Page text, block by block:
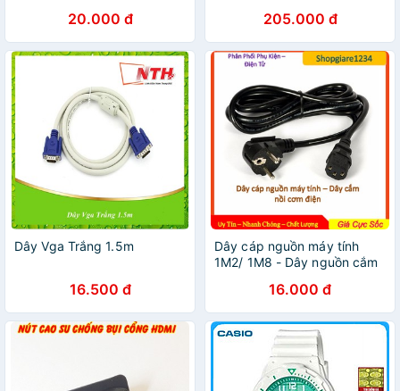
20.000 đ 205.000 đ
Dây Vga Trắng 1.5m
16.500 đ
Dây cáp nguồn máy tính
1M2/ 1M8 - Dây nguồn cắm
16.000 đ